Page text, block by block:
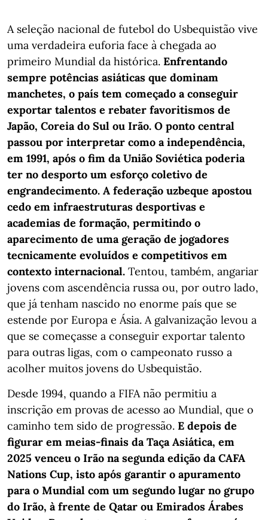
A seleção nacional de futebol do Usbequistão vive
uma verdadeira euforia face à chegada ao
primeiro Mundial da histórica. Enfrentando
sempre potências asiáticas que dominam
manchetes, o país tem começado a conseguir
exportar talentos e rebater favoritismos de
Japão, Coreia do Sul ou Irão. O ponto central
passou por interpretar como a independência,
em 1991, após o fim da União Soviética poderia
ter no desporto um esforço coletivo de
engrandecimento. A federação uzbeque apostou
cedo em infraestruturas desportivas e
academias de formação, permitindo o
aparecimento de uma geração de jogadores
tecnicamente evoluídos e competitivos em
contexto internacional. Tentou, também, angariar
jovens com ascendência russa ou, por outro lado,
que já tenham nascido no enorme país que se
estende por Europa e Ásia. A galvanização levou a
que se começasse a conseguir exportar talento
para outras ligas, com o campeonato russo a
acolher muitos jovens do Usbequistão.
Desde 1994, quando a FIFA não permitiu a
inscrição em provas de acesso ao Mundial, que o
caminho tem sido de progressão. E depois de
figurar em meias-finais da Taça Asiática, em
2025 venceu o Irão na segunda edição da CAFA
Nations Cup, isto após garantir o apuramento
para o Mundial com um segundo lugar no grupo
do Irão, à frente de Qatar ou Emirados Árabes